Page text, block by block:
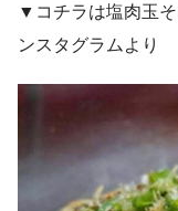
▼コチラは塩肉玉
ンスタグラムより